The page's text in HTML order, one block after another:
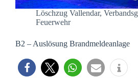
Löschzug Vallendar,
Feuerwehr
B2 – Auslösung Brandmeldeanlage